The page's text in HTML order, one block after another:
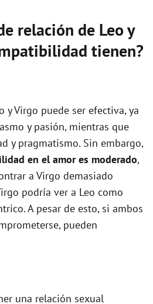
relación de Leo y
tienen?
y Virgo puede ser efectiva, ya
y pasión, mientras que
y pragmatismo. Sin embargo,
en el amor es moderado,
a Virgo demasiado
podría ver a Leo como
A pesar de esto, si ambos
pueden
una relación sexual